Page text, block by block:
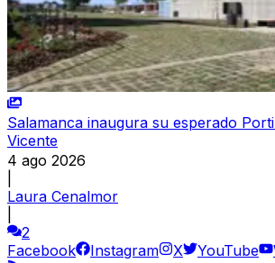
Salamanca inaugura su esperado
Vicente
4 ago 2026
Laura Cenalmor
2
Facebook
Instagram X YouTube